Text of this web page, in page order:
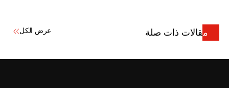
مقالات ذات صلة عرض الكل